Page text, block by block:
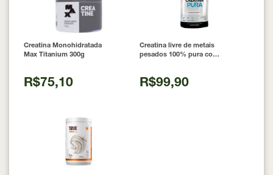
Creatina Monohidratada
Max Titanium 300g
R$75,10
Creatina livre de metais
pesados 100% pura com
R$99,90